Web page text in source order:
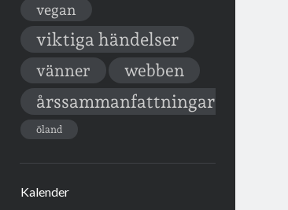
vegan
viktiga händelser
vänner webben
årssammanfattningar
öland
Kalender